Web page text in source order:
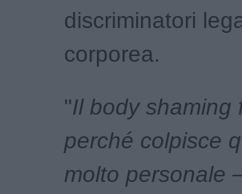
discriminatori
corporea.
"Il body shaming
perché colpisce
molto personale